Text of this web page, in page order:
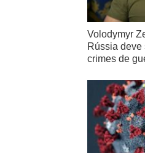
Volodymyr
Rússia deve
crimes de